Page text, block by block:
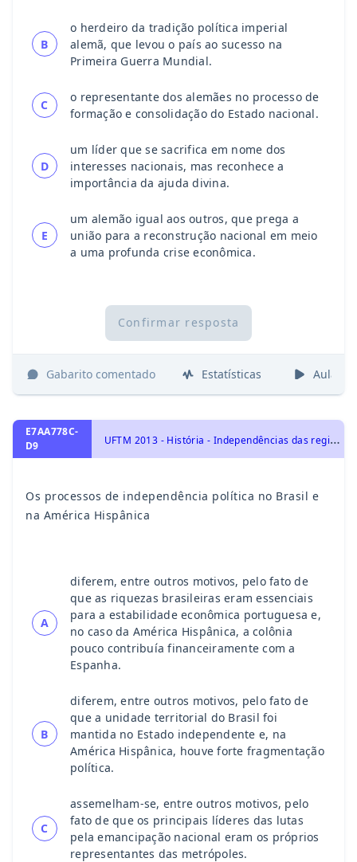
B
o herdeiro da tradição política imperial
alemã, que levou o país ao sucesso na
Primeira Guerra Mundial.
C
o representante dos alemães no processo de
formação e consolidação do Estado nacional.
D
um líder que se sacrifica em nome dos
interesses nacionais, mas reconhece a
importância da ajuda divina.
E
um alemão igual aos outros, que prega a
união para a reconstrução nacional em meio
a uma profunda crise econômica.
Confirmar resposta
Gabarito comentado Estatísticas Aulas
E7AA778C-
D9
U
FTM 2013 - História - Independências das regiões hispano-americanas: México, América Central e América do Sul, História da América Latina
Os processos de independência política no Brasil e
na América Hispânica
A
diferem, entre outros motivos, pelo fato de
que as riquezas brasileiras eram essenciais
para a estabilidade econômica portuguesa e,
no caso da América Hispânica, a colônia
pouco contribuía financeiramente com a
Espanha.
B
diferem, entre outros motivos, pelo fato de
que a unidade territorial do Brasil foi
mantida no Estado independente e, na
América Hispânica, houve forte fragmentação
política.
C
assemelham-se, entre outros motivos, pelo
fato de que os principais líderes das lutas
pela emancipação nacional eram os próprios
representantes das metrópoles.